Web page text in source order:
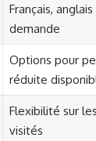
Français,
demande
Options pour
réduite
Flexibilité sur
visités